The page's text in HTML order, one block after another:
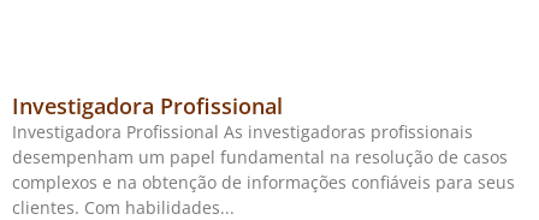
Investigadora Profissional
Investigadora Profissional As investigadoras profissionais
desempenham um papel fundamental na resolução de casos
complexos e na obtenção de informações confiáveis para seus
clientes. Com habilidades